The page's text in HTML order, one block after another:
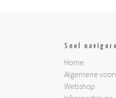
Snel
Home
Algemene
Webshop